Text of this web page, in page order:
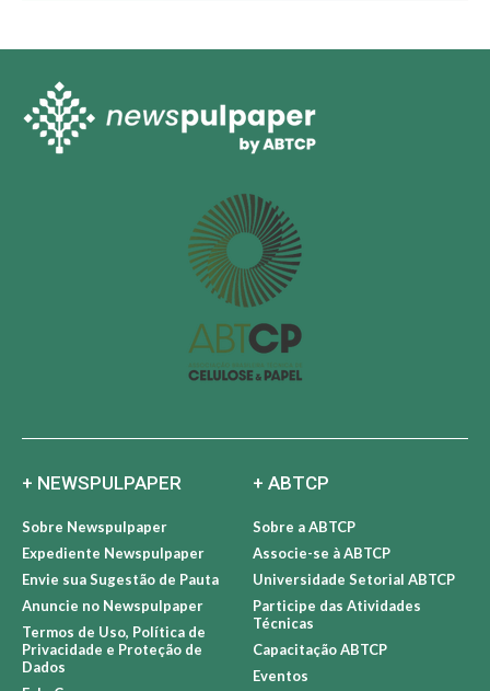
+ NEWSPULPAPER
Sobre Newspulpaper
Expediente Newspulpaper
Envie sua Sugestão de Pauta
Anuncie no Newspulpaper
Termos de Uso, Política de
Privacidade e Proteção de
Dados
+ ABTCP
Sobre a ABTCP
Associe-se à ABTCP
Universidade Setorial ABTCP
Participe das Atividades
Técnicas
Capacitação ABTCP
Eventos